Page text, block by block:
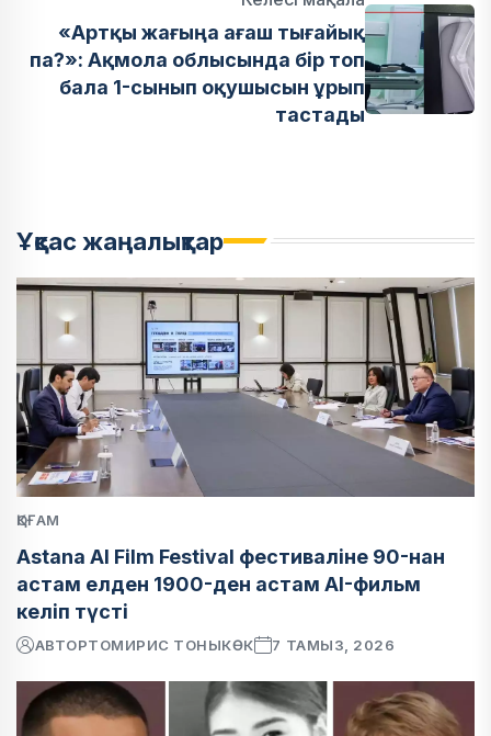
«Артқы жағыңа ағаш тығайық
па?»: Ақмола облысында бір топ
бала 1-сынып оқушысын ұрып
тастады
Ұқсас жаңалықтар
ҚОҒАМ
Astana AI Film Festival фестиваліне 90-нан
астам елден 1900-ден астам AI-фильм
келіп түсті
АВТОРТОМИРИС ТОНЫКӨК 7 ТАМЫЗ, 2026